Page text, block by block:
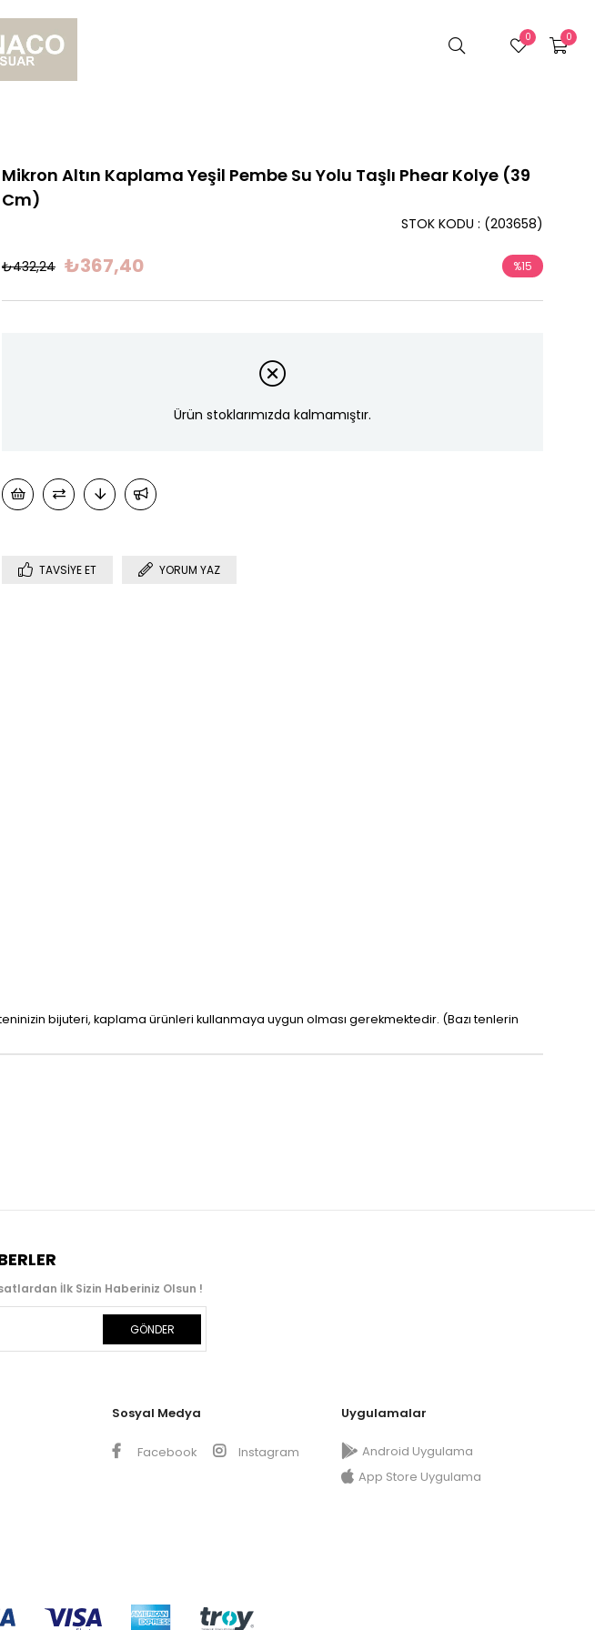
0
0
Mikron Altın Kaplama Yeşil Pembe Su Yolu Taşlı Phear Kolye (39
Cm)
(203658)
STOK KODU
₺432,24 ₺367,40 %15
Ürün stoklarımızda kalmamıştır.
TAVSIYE ET YORUM YAZ
bijuteri, kaplama ürünleri kullanmaya uygun olması gerekmektedir. (Bazı tenlerin
İlk Sizin Haberiniz Olsun !
GÖNDER
Sosyal Medya
Facebook Instagram
Uygulamalar
Android Uygulama
App Store Uygulama